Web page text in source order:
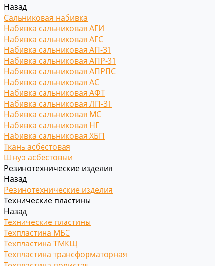
Назад
Сальниковая набивка
Набивка сальниковая АГИ
Набивка сальниковая АГС
Набивка сальниковая АП-31
Набивка сальниковая АПР-31
Набивка сальниковая АПРПС
Набивка сальниковая АС
Набивка сальниковая АФТ
Набивка сальниковая ЛП-31
Набивка сальниковая МС
Набивка сальниковая НГ
Набивка сальниковая ХБП
Ткань асбестовая
Шнур асбестовый
Резинотехнические изделия
Назад
Резинотехнические изделия
Технические пластины
Назад
Технические пластины
Техпластина МБС
Техпластина ТМКЩ
Техпластина трансформаторная